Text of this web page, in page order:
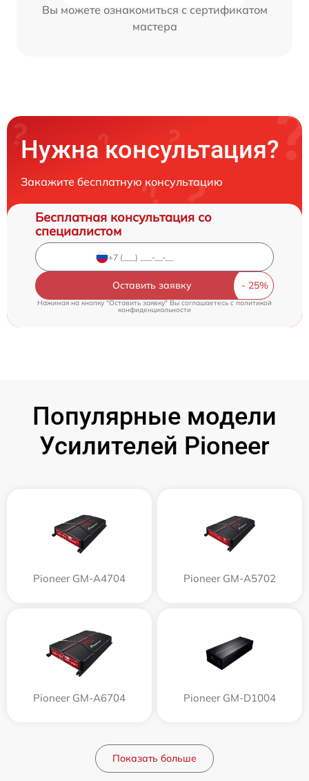
Вы можете ознакомиться с сертификатом
мастера
Нужна консультация?
Закажите бесплатную консультацию
Бесплатная консультация со
специалистом
Оставить заявку
Нажимая на кнопку "Оставить заявку" Вы соглашаетесь c политикой
конфиденциальности
Популярные модели
Усилителей Pioneer
Pioneer GM-A4704 Pioneer GM-A5702
Pioneer GM-A6704 Pioneer GM-D1004
Показать больше